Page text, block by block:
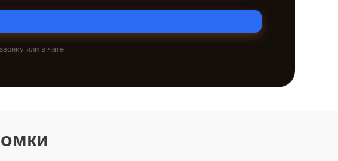
или в чате